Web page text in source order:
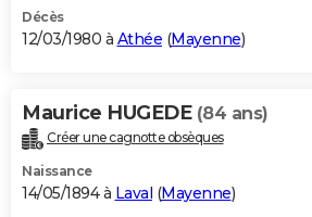
Décès
12/03/1980 à Athée (Mayenne)
Maurice HUGEDE (84 ans)
Créer une cagnotte obsèques
Naissance
14/05/1894 à Laval (Mayenne)